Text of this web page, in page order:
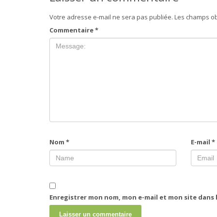
Votre adresse e-mail ne sera pas publiée. Les champs
Commentaire*
Nom * E-mail*
Enregistrer mon nom, mon e-mail et mon site